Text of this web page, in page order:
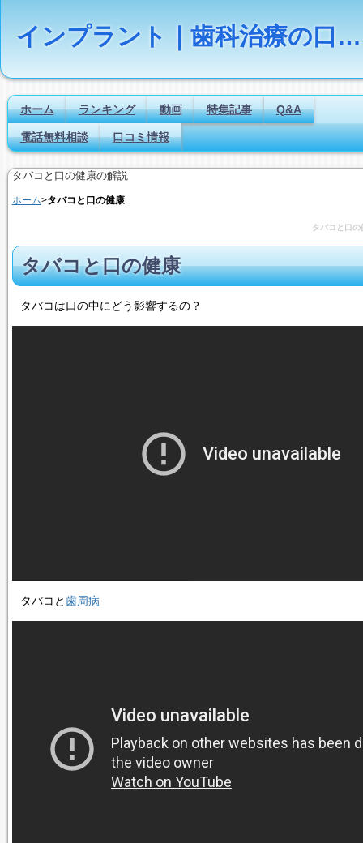
インプラント｜歯科治療の口コミ評判ランキング
ホーム ランキング 動画 特集記事 Q&A
電話無料相談 口コミ情報
タバコと口の健康の解説
ホーム>タバコと口の健康
タバコと口の
タバコと口の健康
タバコは口の中にどう影響するの？
タバコと歯周病